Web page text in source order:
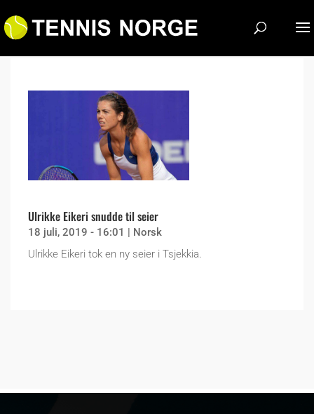
Ulrikke Eikeri snudde til seier
18 juli, 2019 - 16:01 | Norsk
Ulrikke Eikeri tok en ny seier i Tsjekkia.